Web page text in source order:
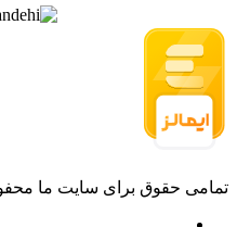
تمامی حقوق برای سایت ما